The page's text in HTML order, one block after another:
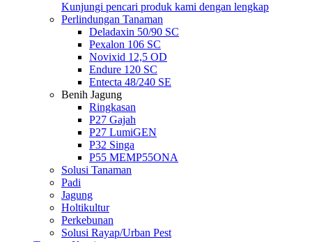
Kunjungi pencari produk kami dengan lengkap
Perlindungan Tanaman
Deladaxin 50/90 SC
Pexalon 106 SC
Novixid 12,5 OD
Endure 120 SC
Entecta 48/240 SE
Benih Jagung
Ringkasan
P27 Gajah
P27 LumiGEN
P32 Singa
P55 MEMP55ONA
Solusi Tanaman
Padi
Jagung
Holtikultur
Perkebunan
Solusi Rayap/Urban Pest